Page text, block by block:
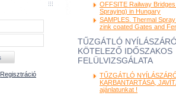
Regisztráció
OFFSITE Railway
Spraying) in Hungary
SAMPLES. Thermal
zink coated Gates and
TŰZGÁTLÓ
KÖTELEZŐ IDŐSZAKOS
FELÜLVIZSGÁLATA
TŰZGÁTLÓ
KARBANTARTÁSA,
ajánlatunkat !